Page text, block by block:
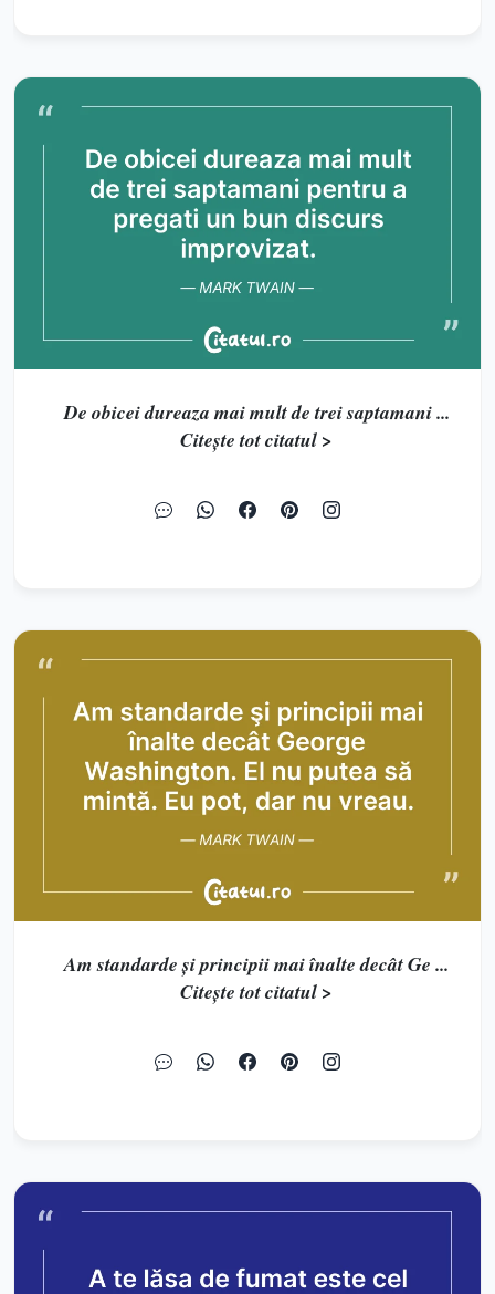
De obicei dureaza mai mult de trei saptamani ...
Citește tot citatul >
Am standarde şi principii mai înalte decât Ge ...
Citește tot citatul >